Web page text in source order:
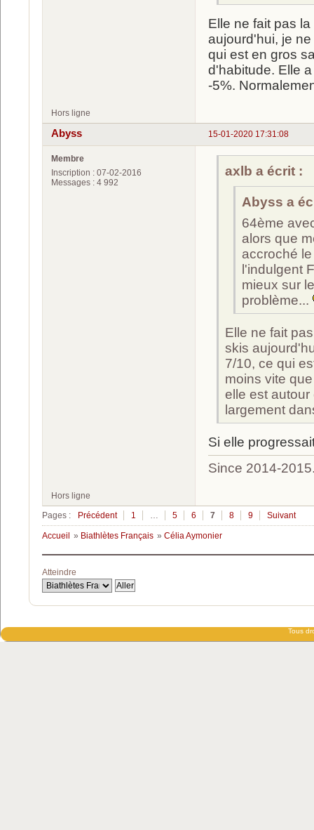
Elle ne fait pas
aujourd'hui, je
qui est en gros
d'habitude. Elle
-5%.
Hors ligne
15-01-2020 17:31:08
Abyss
Membre
Inscription : 07-02-2016
Messages : 4 992
axlb a écrit :
Abyss a
64ème
alors que
accroché
l'indulgent
mieux sur
problème...
Elle ne fait
skis
7/10, ce qui
moins vite
elle est
largement
Si elle
Since 2014-
Hors ligne
Pages :
Précédent 1 5 6 7 8 9 Suivant
Accueil » Biathlètes Français » Célia Aymonier
Atteindre
Tous